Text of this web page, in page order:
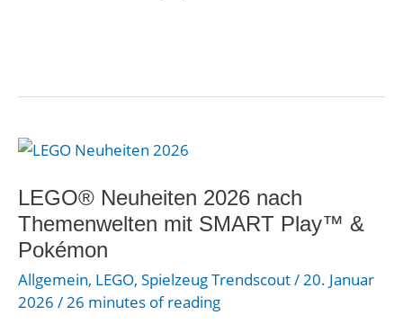
LEGO® Neuheiten 2026 nach
Themenwelten mit SMART Play™ &
Pokémon
Allgemein, LEGO, Spielzeug Trendscout/20. Januar
2026 /26 minutes of reading
LEGO®
2026
nach
Themenwelten
mit
SMART